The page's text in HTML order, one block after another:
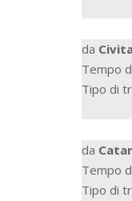
da
Tempo
Tipo di
da
Tempo
Tipo di